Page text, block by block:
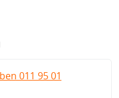
011 95 01